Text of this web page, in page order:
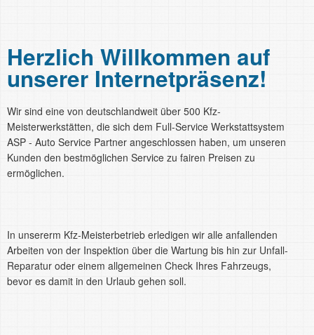
Herzlich Willkommen auf
unserer Internetpräsenz!
Wir sind eine von deutschlandweit über 500 Kfz-
Meisterwerkstätten, die sich dem Full-Service Werkstattsystem
ASP - Auto Service Partner angeschlossen haben, um unseren
Kunden den bestmöglichen Service zu fairen Preisen zu
ermöglichen.
In unsererm Kfz-Meisterbetrieb erledigen wir alle anfallenden
Arbeiten von der Inspektion über die Wartung bis hin zur Unfall-
Reparatur oder einem allgemeinen Check Ihres Fahrzeugs,
bevor es damit in den Urlaub gehen soll.